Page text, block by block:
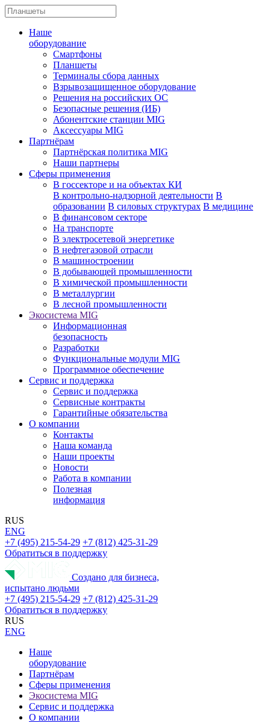
Наше
оборудование
Смартфоны
Планшеты
Терминалы сбора данных
Взрывозащищенное оборудование
Решения на российских ОС
Безопасные решения (ИБ)
Абонентские станции MIG
Аксессуары MIG
Партнёрам
Партнёрская политика MIG
Наши партнеры
Сферы применения
В госсекторе и на объектах КИ
В контрольно-надзорной деятельности В
образовании В силовых структурах В медицине
В финансовом секторе
На транспорте
В электросетевой энергетике
В нефтегазовой отрасли
В машиностроении
В добывающей промышленности
В химической промышленности
В металлургии
В лесной промышленности
Экосистема MIG
Информационная
безопасность
Разработки
Функциональные модули MIG
Программное обеспечение
Сервис и поддержка
Сервис и поддержка
Сервисные контракты
Гарантийные обязательства
О компании
Контакты
Наша команда
Наши проекты
Новости
Работа в компании
Полезная
информация
RUS
ENG
+7 (495) 215-54-29 +7 (812) 425-31-29
Обратиться в поддержку
Создано для бизнеса,
испытано людьми
+7 (495) 215-54-29 +7 (812) 425-31-29
Обратиться в поддержку
RUS
ENG
Наше
оборудование
Партнёрам
Сферы применения
Экосистема MIG
Сервис и поддержка
О компании